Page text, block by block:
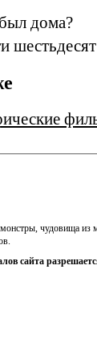
дома?
чудовища
сайта